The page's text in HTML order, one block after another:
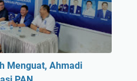
Menguat, Ahmadi